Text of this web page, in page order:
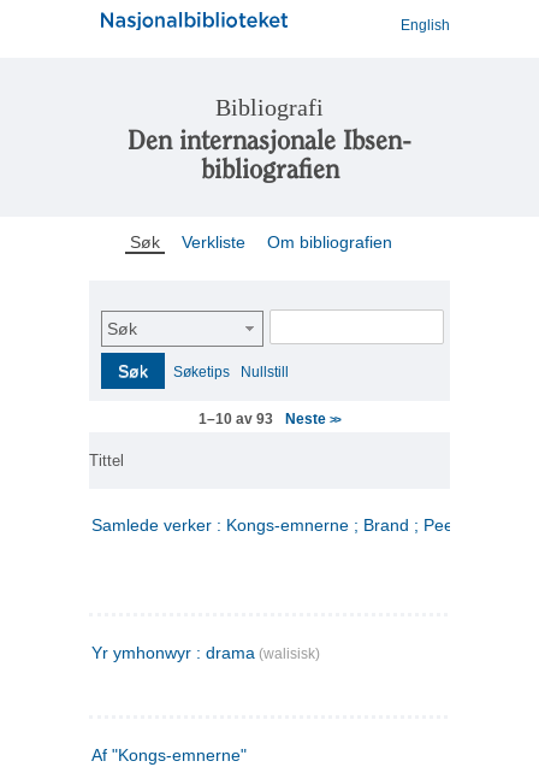
English
Bibliografi
Den internasjonale Ibsen-
bibliografien
Søk Verkliste Om bibliografien
Søk
Søk Søketips Nullstill
1–10 av 93 Neste>>
Tittel
Samlede verker : Kongs-emnerne ; Brand ; Peer Gynt. 2
Yr ymhonwyr : drama (walisisk)
Af "Kongs-emnerne"